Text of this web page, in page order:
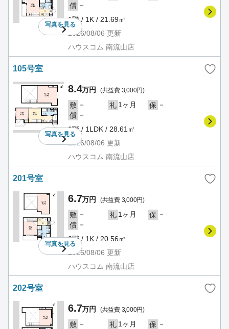
写真を見る
償 －
1階 / 1K / 21.69㎡
2026/08/06 更新
ハウスコム 南流山店
105号室
写真を見る
8.4万円 (共益費 3,000円)
敷 － 礼 1ヶ月 保 －
償 －
1階 / 1LDK / 28.61㎡
2026/08/06 更新
ハウスコム 南流山店
201号室
写真を見る
6.7万円 (共益費 3,000円)
敷 － 礼 1ヶ月 保 －
償 －
2階 / 1K / 20.56㎡
2026/08/06 更新
ハウスコム 南流山店
202号室
6.7万円 (共益費 3,000円)
敷 － 礼 1ヶ月 保 －